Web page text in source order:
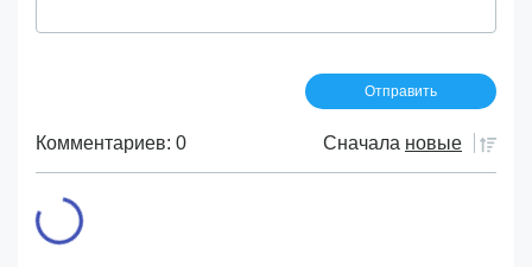
Комментариев: 0 Сначала новые